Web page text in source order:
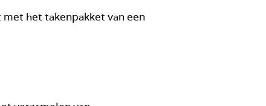
het takenpakket van een